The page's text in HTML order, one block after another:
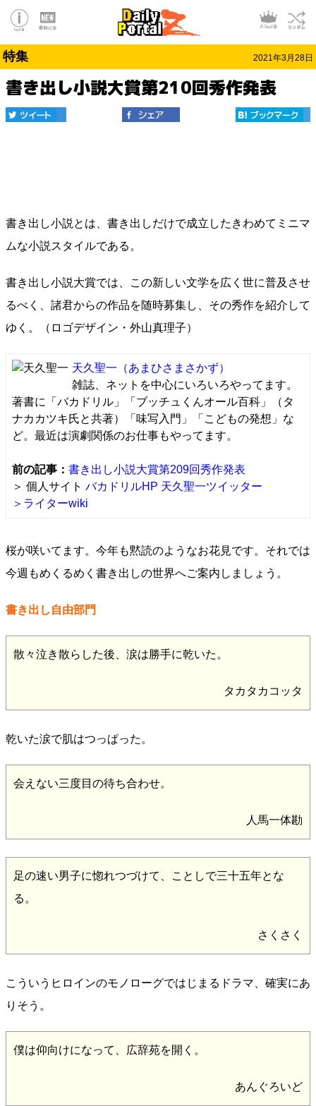
特集 2021年3月28日
書き出し小説大賞第210回秀作発表
書き出し小説とは、書き出しだけで成立したきわめてミニマ
ムな小説スタイルである。
書き出し小説大賞では、この新しい文学を広く世に普及させ
るべく、諸君からの作品を随時募集し、その秀作を紹介して
ゆく。（ロゴデザイン・外山真理子）
天久聖一 （あまひさまさかず）
雑誌、ネットを中心にいろいろやってます。
著書に「バカドリル」「ブッチュくんオール百科」（タ
ナカカツキ氏と共著）「味写入門」「こどもの発想」な
ど。最近は演劇関係のお仕事もやってます。
前の記事： 書き出し小説大賞第209回秀作発表
＞ 個人サイト バカドリルHP 天久聖一ツイッター
＞ライターwiki
桜が咲いてます。今年も黙読のようなお花見です。それでは
今週もめくるめく書き出しの世界へご案内しましょう。
書き出し自由部門
散々泣き散らした後、涙は勝手に乾いた。
タカタカコッタ
乾いた涙で肌はつっぱった。
会えない三度目の待ち合わせ。
人馬一体勘
足の速い男子に惚れつづけて、ことしで三十五年とな
る。
さくさく
こういうヒロインのモノローグではじまるドラマ、確実にあ
りそう。
僕は仰向けになって、広辞苑を開く。
あんぐろいど